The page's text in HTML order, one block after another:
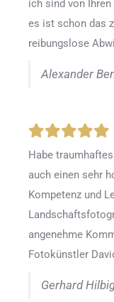
ich sind von
es ist schon das
reibungslose
Alexander
Habe
auch einen sehr
Kompetenz und
angenehme
Fotokünstler
Gerhard